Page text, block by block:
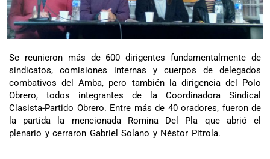
Se reunieron más de 600 dirigentes fundamentalmente de
sindicatos, comisiones internas y cuerpos de delegados
combativos del Amba, pero también la dirigencia del Polo
Obrero, todos integrantes de la Coordinadora Sindical
Clasista-Partido Obrero. Entre más de 40 oradores, fueron de
la partida la mencionada Romina Del Pla que abrió el
plenario y cerraron Gabriel Solano y Néstor Pitrola.